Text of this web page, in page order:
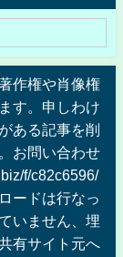
作権や肖像権
す。申しわけ
ある記事を削
お問い合わせ
f/c82c6596/
ードは行なっ
いません、埋
有サイト元へ